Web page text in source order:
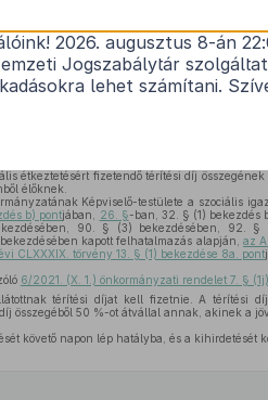
szóló6/2021. (X.1.)
étkeztetésért fizetendő térítési díj
élőknek.
Képviselő-testülete a szociális
b) pontjában, 26. §-ban, 32. § (1) bekezdés
90. § (3) bekezdésében, 92.
kapott felhatalmazás alapján, az
CLXXXIX. törvény 13. § (1) bekezdése 8a. pont
6/2021. (X. 1.) önkormányzati rendelet 7. §
térítési díjat kell fizetnie. A térítési
összegéből 50 %-ot átvállal annak, akinek a
követő napon lép hatályba, és a kihirdetését
2026. augusztus 8-án
Jogszabálytár
lehet számítani.